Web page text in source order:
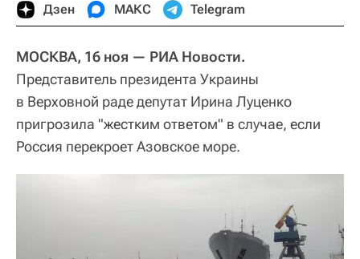
Дзен МАКС Telegram
МОСКВА, 16 ноя — РИА Новости.
Представитель президента Украины
в Верховной раде депутат Ирина Луценко
пригрозила "жестким ответом" в случае, если
Россия перекроет Азовское море.